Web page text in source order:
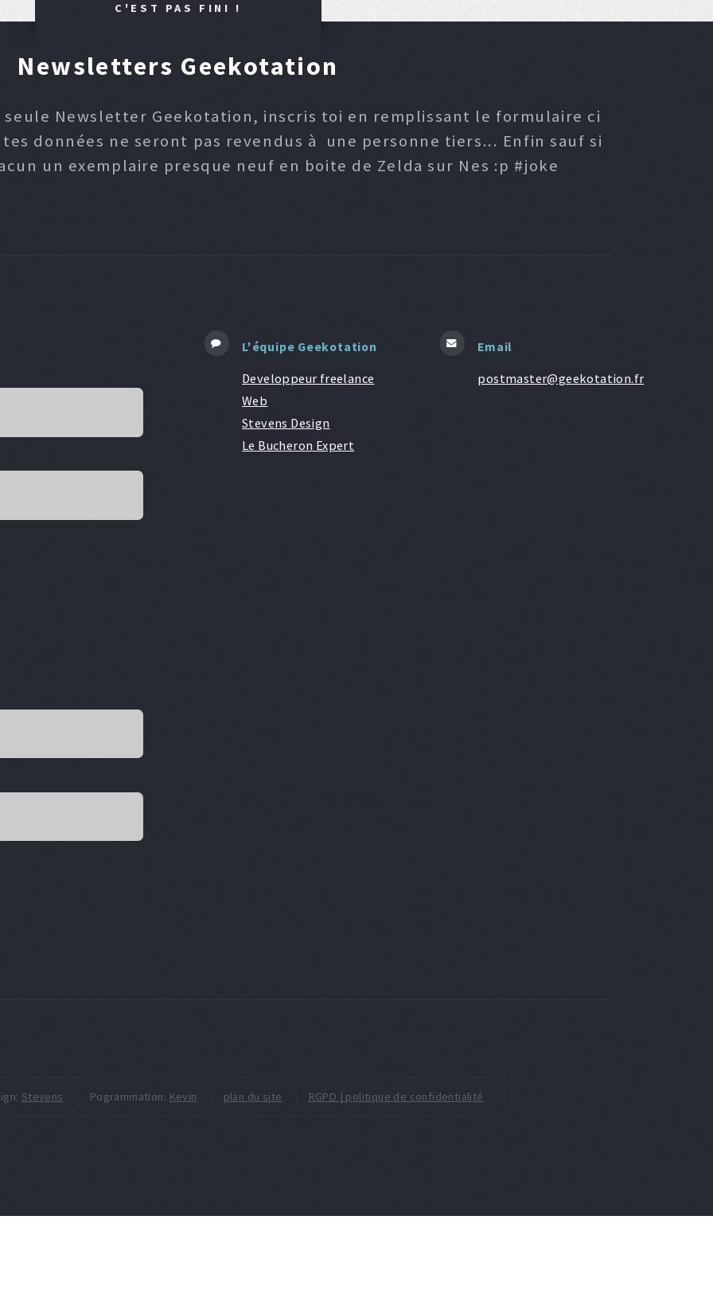
C'EST PAS FINI !
Newsletters Geekotation
seule Newsletter Geekotation, inscris toi en remplissant le formulaire ci
données ne seront pas revendus à une personne tiers... Enfin sauf si
un exemplaire presque neuf en boite de Zelda sur Nes :p #joke
L'équipe Geekotation
Developpeur freelance
Web
Stevens Design
Le Bucheron Expert
Email
postmaster@geekotation.fr
Stevens Pogrammation: Kevin plan du site RGPD | politique de confidentialité